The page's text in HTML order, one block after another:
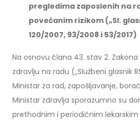
pregledima zaposlenih na
povećanim rizikom („Sl.
120/2007, 93/2008 i 53/2017)
Na osnovu člana 43. stav 2.
zdravlju na radu („Službeni glasnik
Ministar za rad, zapošljavanje,
Ministar zdravlja sporazumno su
prethodnim i periodičnim